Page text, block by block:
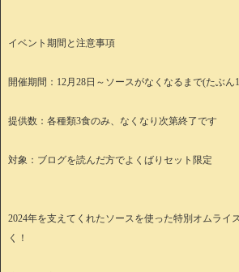
イベント期間と注意事項
開催期間：12月28日～ソースがなくなるまで(たぶ
提供数：各種類3食のみ、なくなり次第終了です
対象：ブログを読んだ方でよくばりセット限定
2024年を支えてくれたソースを使った特別オムライ
く！